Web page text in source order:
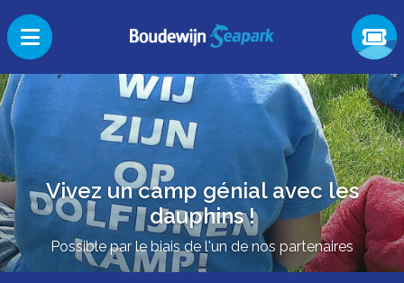
Vivez un camp génial avec les
dauphins !
Possible par le biais de l'un de nos partenaires